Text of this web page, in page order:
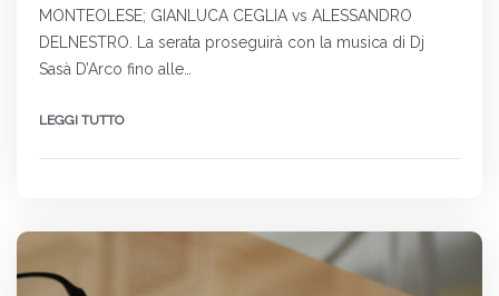
MONTEOLESE; GIANLUCA CEGLIA vs ALESSANDRO
DELNESTRO. La serata proseguirà con la musica di Dj
Sasà D’Arco fino alle…
LEGGI TUTTO